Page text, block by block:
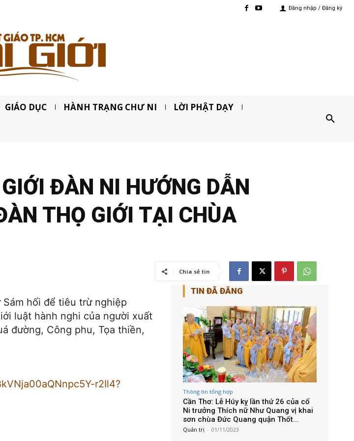
Đăng nhập / Đăng ký
GIÁO DỤC HÀNH TRẠNG CHƯ NI LỜI PHẬT DẠY
ĐÀN NI HƯỚNG DẪN
THỌ GIỚI TẠI CHÙA
Chia sẻ tin
hối để tiêu trừ nghiệp
luật hành nghi của người xuất
đường, Công phu, Tọa thiền,
r2Il4?
TIN ĐÃ ĐĂNG
Thông tin tổng hợp
Cần Thơ: Lễ Húy kỵ lần thứ 26 của cố
Ni trưởng Thích nữ Như Quang vị khai
sơn chùa Đức Quang quận Thốt...
Quản trị - 01/11/2023